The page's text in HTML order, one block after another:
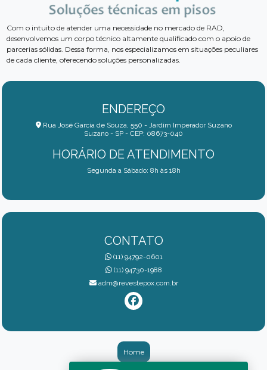
Com o intuito de atender uma necessidade no mercado de RAD,
desenvolvemos um corpo técnico altamente qualificado com o apoio de
parcerias sólidas. Dessa forma, nos especializamos em situações peculiares
de cada cliente, oferecendo soluções personalizadas.
ENDEREÇO
Rua José Garcia de Souza, 550 - Jardim Imperador Suzano
Suzano - SP - CEP: 08673-040
HORÁRIO DE ATENDIMENTO
Segunda a Sábado: 8h às 18h
CONTATO
(11) 94792-0601
(11) 94730-1988
adm@revestepox.com.br
Home